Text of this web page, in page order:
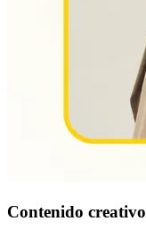
Contenido creativo